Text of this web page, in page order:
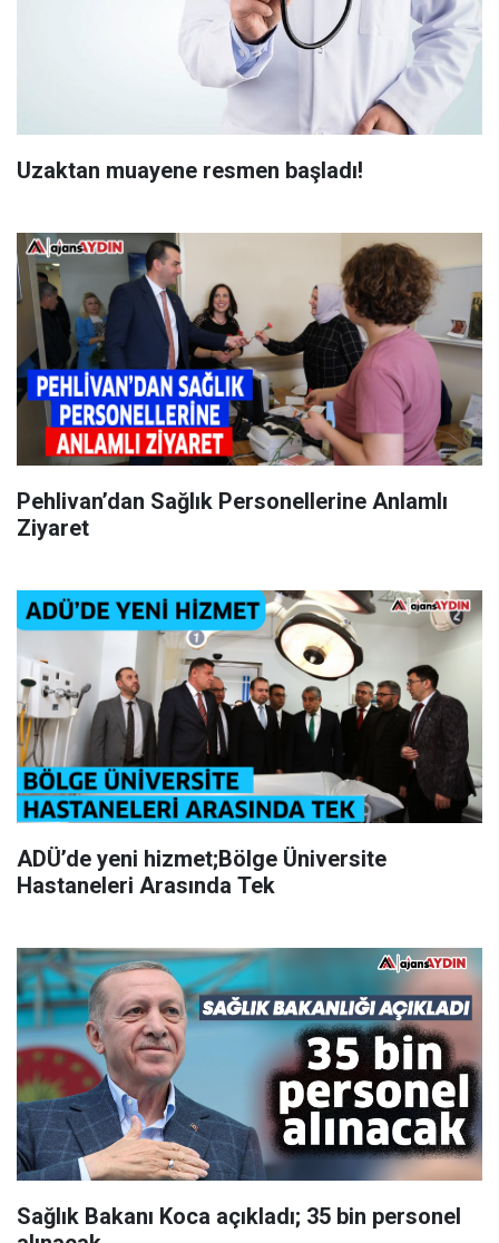
Uzaktan muayene resmen başladı!
Pehlivan’dan Sağlık Personellerine Anlamlı
Ziyaret
ADÜ’de yeni hizmet;Bölge Üniversite
Hastaneleri Arasında Tek
Sağlık Bakanı Koca açıkladı; 35 bin personel